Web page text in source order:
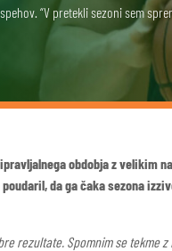
“V pretekli sezoni sem
obdobja z velikim
da ga čaka sezona
rezultate. Spomnim se tekme